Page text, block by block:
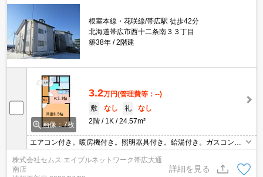
根室本線・花咲線/帯広駅 徒歩42分
北海道帯広市西十二条南３３丁目
築38年
2階建
画像：7枚
3.2万円(管理費等：--)
敷
なし 礼
なし
2階
1K 24.57m²
エアコン付き。暖房機付き。照明器具付き。給湯付き。ガスコンロ
設置可。バス・トイレ別。シャワー付き。室内洗濯機置き場。シュ
ーズボックス。カーテンレール。物置あり。CATV受信可。
株式会社セムス エイブルネットワーク帯広大通
南店
詳細を見る